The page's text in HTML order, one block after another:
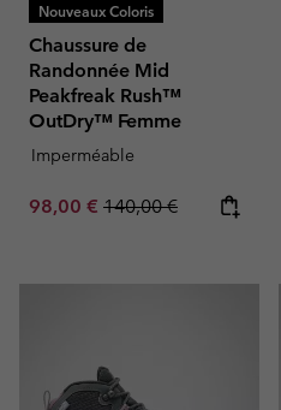
Nouveaux Coloris
Chaussure de
Randonnée Mid
Peakfreak Rush™
OutDry™ Femme
Imperméable
Sale price:
98,00 € Regular price:
140,00 €